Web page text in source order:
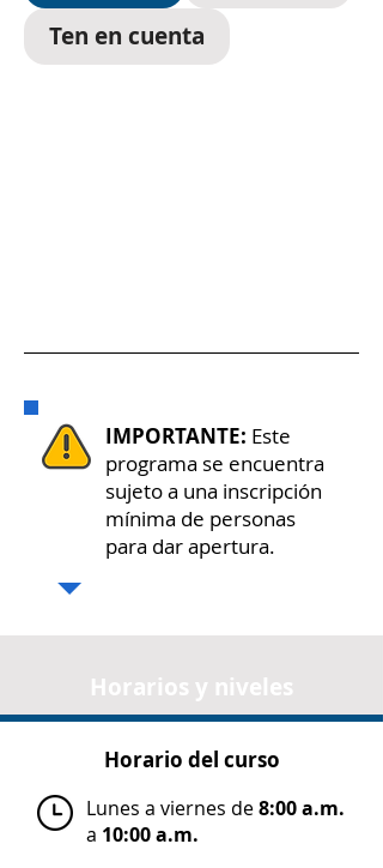
Ten en cuenta
IMPORTANTE: Este
programa se encuentra
sujeto a una inscripción
mínima de personas
para dar apertura.
Horarios y niveles
Horario del curso
Lunes a viernes de8:00 a.m.
a 10:00 a.m.